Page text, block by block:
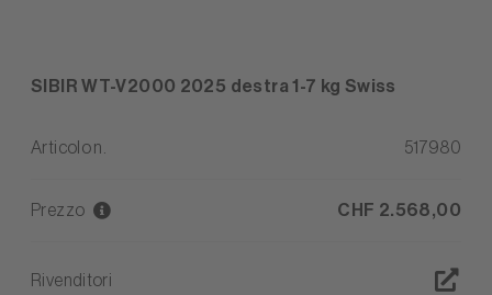
SIBIR WT-V2000 2025 destra 1-7 kg Swiss
Articolo n. 517980
Prezzo CHF 2.568,00
Rivenditori